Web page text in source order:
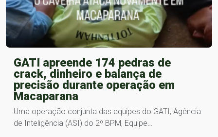
GATI apreende 174 pedras de
crack, dinheiro e balança de
precisão durante operação em
Macaparana
Uma operação conjunta das equipes do GATI, Agência
de Inteligência (ASI) do 2º BPM, Equipe…